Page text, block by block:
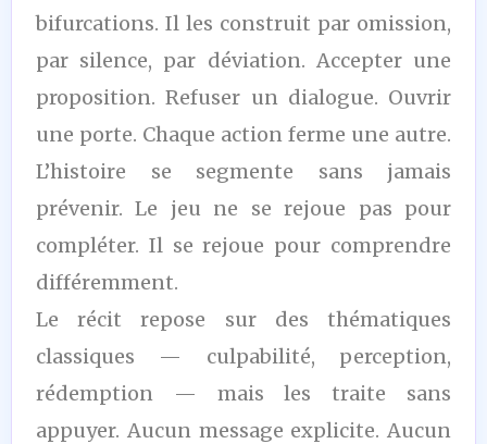
bifurcations. Il les construit par omission,
par silence, par déviation. Accepter une
proposition. Refuser un dialogue. Ouvrir
une porte. Chaque action ferme une autre.
L’histoire se segmente sans jamais
prévenir. Le jeu ne se rejoue pas pour
compléter. Il se rejoue pour comprendre
différemment.
Le récit repose sur des thématiques
classiques — culpabilité, perception,
rédemption — mais les traite sans
appuyer. Aucun message explicite. Aucun